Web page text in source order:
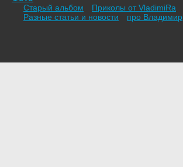
Старый альбом
Приколы от VladimiRа
Разные статьи и новости
про Владимир